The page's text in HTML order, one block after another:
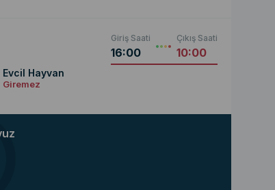
Giriş Saati
16:00
Çıkış Saati
10:00
Evcil Hayvan
Giremez